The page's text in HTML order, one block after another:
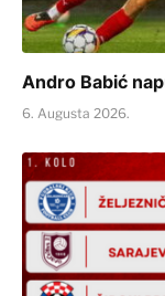
Andro Babić
6. Augusta 2026.